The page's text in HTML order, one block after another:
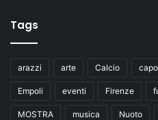
Tags
arazzi arte Calcio
Empoli eventi Firenze
MOSTRA musica Nuoto